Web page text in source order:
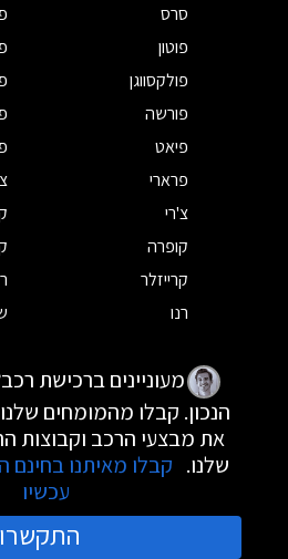
סרס
פוטון
פולקסווגן
פורשה
פיאט
פרארי
צ'רי
קופרה
קרייזלר
רנו
מעוניינים ברכישת
הנכון. קבלו מהמומחים שלנו
את מבצעי הרכב וקבוצות
שלנו. קבלו מאיתנו
עכשיו
התקשרו